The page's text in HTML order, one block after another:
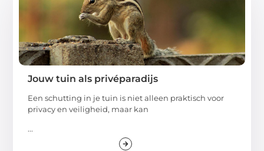
Jouw tuin als privéparadijs
Een schutting in je tuin is niet alleen praktisch voor
privacy en veiligheid, maar kan
...